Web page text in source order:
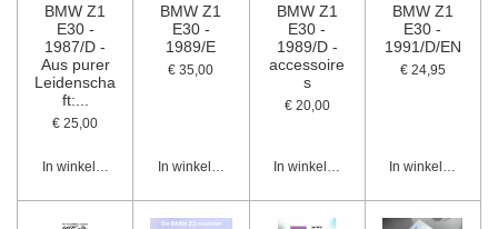
BMW Z1
E30 -
1987/D -
Aus purer
Leidenscha
ft:...
€ 25,00
In winkelwagen
BMW Z1
E30 -
1989/E
€ 35,00
In winkelwagen
BMW Z1
E30 -
1989/D -
accessoire
s
€ 20,00
In winkelwagen
BMW Z1
E30 -
1991/D/EN
€ 24,95
In winkelwagen